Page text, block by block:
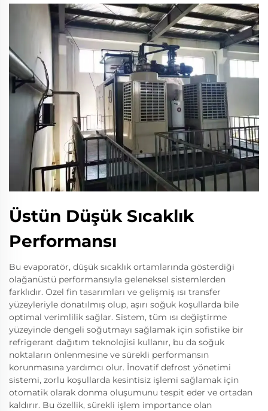
Üstün Düşük Sıcaklık
Performansı
Bu evaporatör, düşük sıcaklık ortamlarında gösterdiği
olağanüstü performansıyla geleneksel sistemlerden
farklıdır. Özel fin tasarımları ve gelişmiş ısı transfer
yüzeyleriyle donatılmış olup, aşırı soğuk koşullarda bile
optimal verimlilik sağlar. Sistem, tüm ısı değiştirme
yüzeyinde dengeli soğutmayı sağlamak için sofistike bir
refrigerant dağıtım teknolojisi kullanır, bu da soğuk
noktaların önlenmesine ve sürekli performansın
korunmasına yardımcı olur. İnovatif defrost yönetimi
sistemi, zorlu koşullarda kesintisiz işlemi sağlamak için
otomatik olarak donma oluşumunu tespit eder ve ortadan
kaldırır. Bu özellik, sürekli işlem importance olan